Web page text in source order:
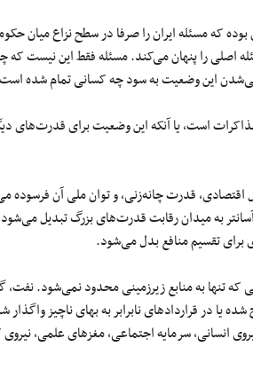
که مسئله ایران را صرفا در سطح نزاع میان
اصلی را پنهان می‌کند. مسئله فقط این نیست
این وضعیت به سود چه کسانی تمام شده
است، یا آنکه این وضعیت برای قدرت‌های
اقتصادی، قدرت چانه‌زنی، و توان ملی آن
به میدان رقابت قدرت‌های بزرگ تبدیل
تقسیم منافع بدل می‌شود.
تنها به منابع زیرزمینی محدود نمی‌شود. نفت،
یا در قراردادهای نابرابر به بهای ناچیز
انسانی، سرمایه اجتماعی، مغزهای علمی، نیروی